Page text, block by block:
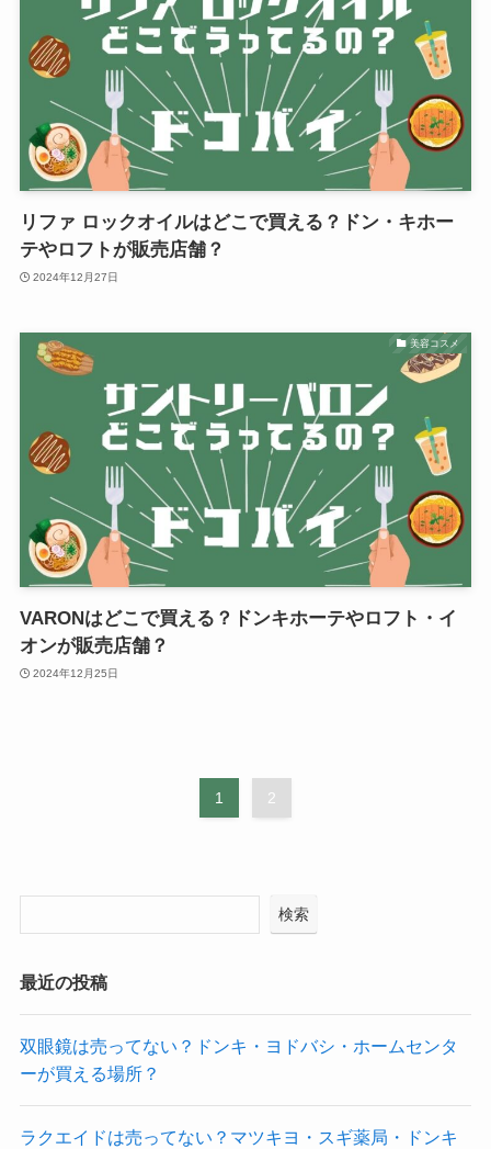
リファ ロックオイルはどこで買える？ドン・キホー
テやロフトが販売店舗？
2024年12月27日
美容コスメ
VARONはどこで買える？ドンキホーテやロフト・イ
オンが販売店舗？
2024年12月25日
1 2
検索
最近の投稿
双眼鏡は売ってない？ドンキ・ヨドバシ・ホームセンタ
ーが買える場所？
ラクエイドは売ってない？マツキヨ・スギ薬局・ドンキ